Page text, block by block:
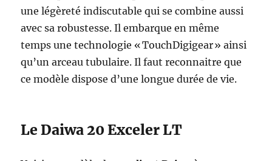
une légèreté indiscutable qui se combine aussi
avec sa robustesse. Il embarque en même
temps une technologie « TouchDigigear » ainsi
qu’un arceau tubulaire. Il faut reconnaitre que
ce modèle dispose d’une longue durée de vie.
Le Daiwa 20 Exceler LT